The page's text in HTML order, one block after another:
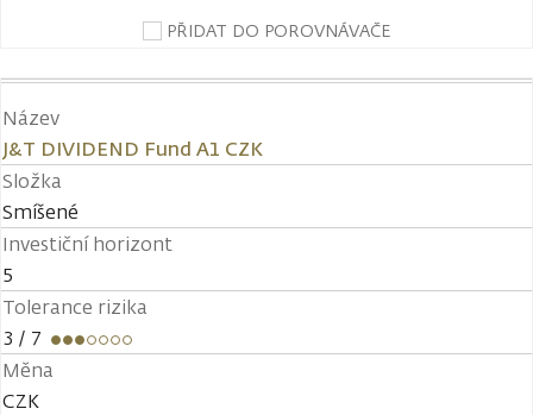
PŘIDAT DO POROVNÁVAČE
Název
J&T DIVIDEND Fund A1 CZK
Složka
Smíšené
Investiční horizont
5
Tolerance rizika
3 / 7
Měna
CZK